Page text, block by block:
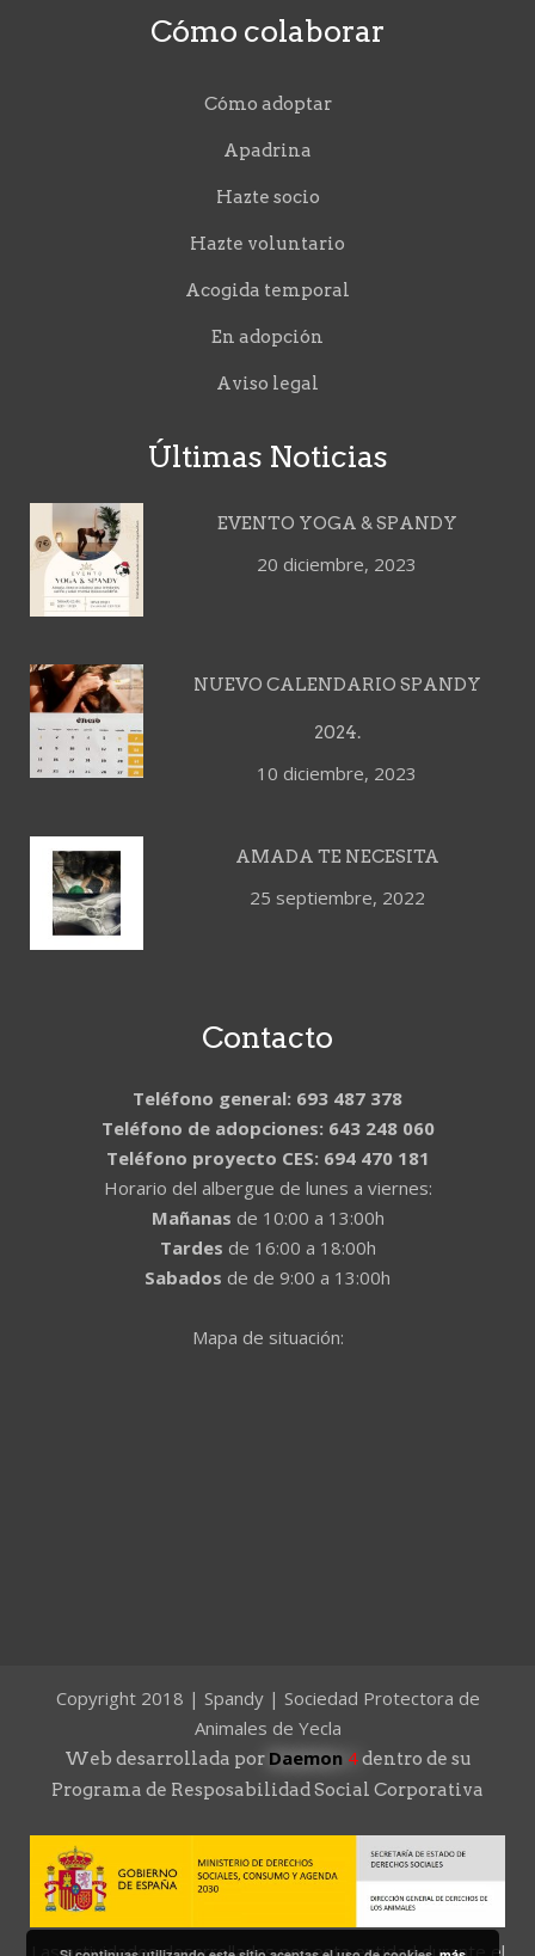
Cómo colaborar
Cómo adoptar
Apadrina
Hazte socio
Hazte voluntario
Acogida temporal
En adopción
Aviso legal
Últimas Noticias
EVENTO YOGA & SPANDY
20 diciembre, 2023
NUEVO CALENDARIO SPANDY
2024.
10 diciembre, 2023
AMADA TE NECESITA
25 septiembre, 2022
Contacto
Teléfono general: 693 487 378
Teléfono de adopciones: 643 248 060
Teléfono proyecto CES: 694 470 181
Horario del albergue de lunes a viernes:
Mañanas de 10:00 a 13:00h
Tardes de 16:00 a 18:00h
Sabados de de 9:00 a 13:00h
Mapa de situación:
Copyright 2018 | Spandy | Sociedad Protectora de
Animales de Yecla
Web desarrollada por Daemon 4dentro de su
Programa de Resposabilidad Social Corporativa